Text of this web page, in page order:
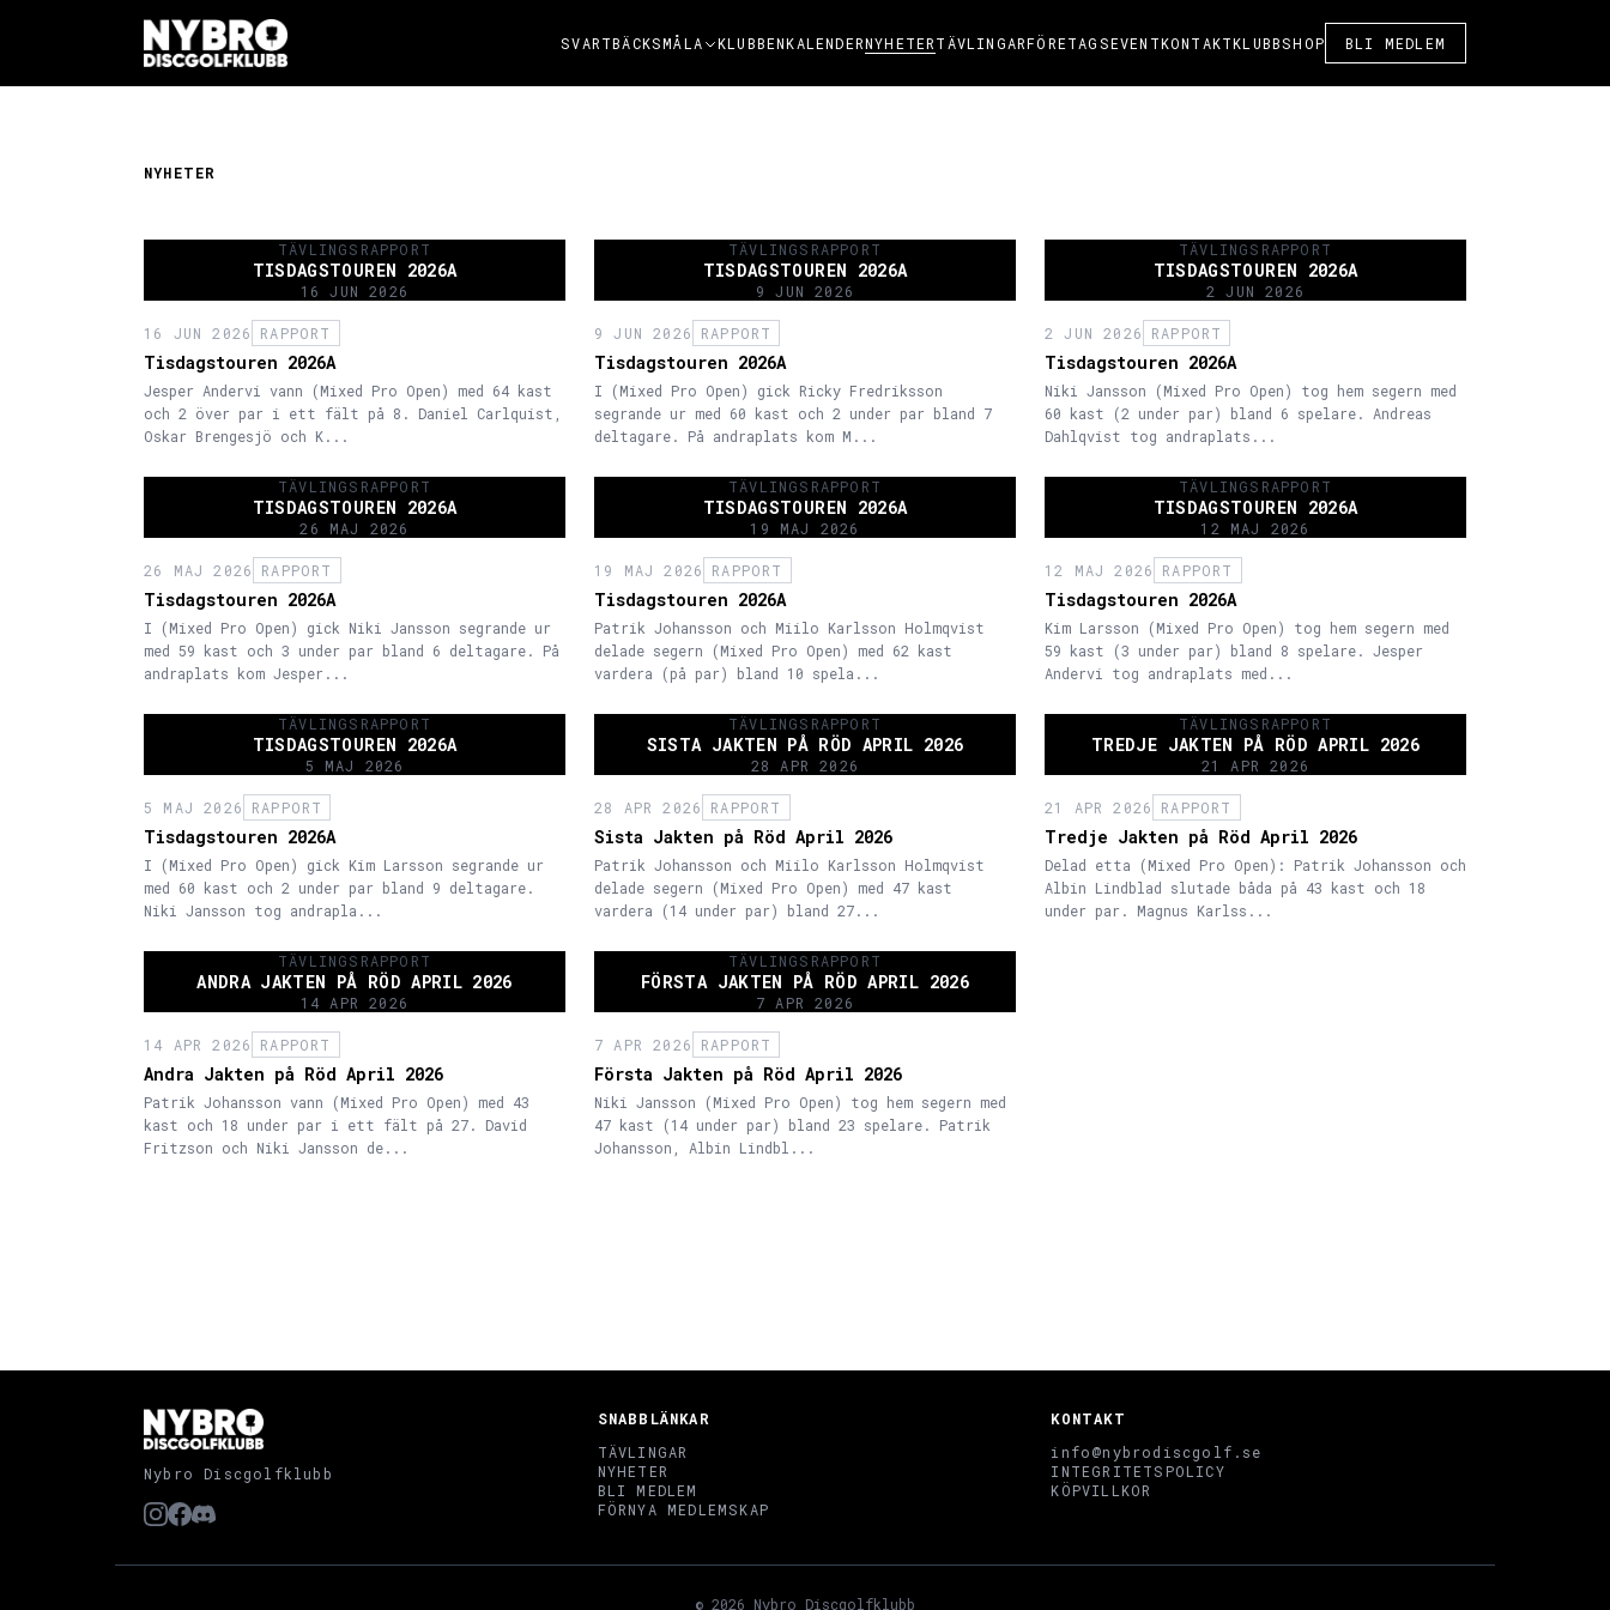
SVARTBÄCKSMÅLA KLUBBENKALENDERNYHETERTÄVLINGARFÖRETAGSEVENTKONTAKTKLUBBSHOP BLI MEDLEM
NYHETER
TÄVLINGSRAPPORT
TISDAGSTOUREN 2026A
16 JUN 2026
16 JUN 2026 RAPPORT
Tisdagstouren 2026A
Jesper Andervi vann (Mixed Pro Open) med 64 kast
och 2 över par i ett fält på 8. Daniel Carlquist,
Oskar Brengesjö och K...
TÄVLINGSRAPPORT
TISDAGSTOUREN 2026A
9 JUN 2026
9 JUN 2026 RAPPORT
Tisdagstouren 2026A
I (Mixed Pro Open) gick Ricky Fredriksson
segrande ur med 60 kast och 2 under par bland 7
deltagare. På andraplats kom M...
TÄVLINGSRAPPORT
TISDAGSTOUREN 2026A
2 JUN 2026
2 JUN 2026 RAPPORT
Tisdagstouren 2026A
Niki Jansson (Mixed Pro Open) tog hem segern med
60 kast (2 under par) bland 6 spelare. Andreas
Dahlqvist tog andraplats...
TÄVLINGSRAPPORT
TISDAGSTOUREN 2026A
26 MAJ 2026
26 MAJ 2026 RAPPORT
Tisdagstouren 2026A
I (Mixed Pro Open) gick Niki Jansson segrande ur
med 59 kast och 3 under par bland 6 deltagare. På
andraplats kom Jesper...
TÄVLINGSRAPPORT
TISDAGSTOUREN 2026A
19 MAJ 2026
19 MAJ 2026 RAPPORT
Tisdagstouren 2026A
Patrik Johansson och Miilo Karlsson Holmqvist
delade segern (Mixed Pro Open) med 62 kast
vardera (på par) bland 10 spela...
TÄVLINGSRAPPORT
TISDAGSTOUREN 2026A
12 MAJ 2026
12 MAJ 2026 RAPPORT
Tisdagstouren 2026A
Kim Larsson (Mixed Pro Open) tog hem segern med
59 kast (3 under par) bland 8 spelare. Jesper
Andervi tog andraplats med...
TÄVLINGSRAPPORT
TISDAGSTOUREN 2026A
5 MAJ 2026
5 MAJ 2026 RAPPORT
Tisdagstouren 2026A
I (Mixed Pro Open) gick Kim Larsson segrande ur
med 60 kast och 2 under par bland 9 deltagare.
Niki Jansson tog andrapla...
TÄVLINGSRAPPORT
SISTA JAKTEN PÅ RÖD APRIL 2026
28 APR 2026
28 APR 2026 RAPPORT
Sista Jakten på Röd April 2026
Patrik Johansson och Miilo Karlsson Holmqvist
delade segern (Mixed Pro Open) med 47 kast
vardera (14 under par) bland 27...
TÄVLINGSRAPPORT
TREDJE JAKTEN PÅ RÖD APRIL 2026
21 APR 2026
21 APR 2026 RAPPORT
Tredje Jakten på Röd April 2026
Delad etta (Mixed Pro Open): Patrik Johansson och
Albin Lindblad slutade båda på 43 kast och 18
under par. Magnus Karlss...
TÄVLINGSRAPPORT
ANDRA JAKTEN PÅ RÖD APRIL 2026
14 APR 2026
14 APR 2026 RAPPORT
Andra Jakten på Röd April 2026
Patrik Johansson vann (Mixed Pro Open) med 43
kast och 18 under par i ett fält på 27. David
Fritzson och Niki Jansson de...
TÄVLINGSRAPPORT
FÖRSTA JAKTEN PÅ RÖD APRIL 2026
7 APR 2026
7 APR 2026 RAPPORT
Första Jakten på Röd April 2026
Niki Jansson (Mixed Pro Open) tog hem segern med
47 kast (14 under par) bland 23 spelare. Patrik
Johansson, Albin Lindbl...
Nybro Discgolfklubb
SNABBLÄNKAR
TÄVLINGAR
NYHETER
BLI MEDLEM
FÖRNYA MEDLEMSKAP
KONTAKT
info@nybrodiscgolf.se
INTEGRITETSPOLICY
KÖPVILLKOR
© 2026 Nybro Discgolfklubb